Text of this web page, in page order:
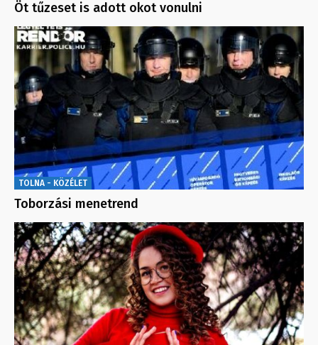
Öt tűzeset is adott okot vonulni
TOLNA - KÖZÉLET
Toborzási menetrend